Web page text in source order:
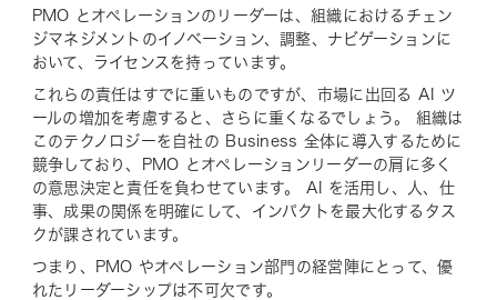
PMO とオペレーションのリーダーは、組織におけるチェン
ジマネジメントのイノベーション、調整、ナビゲーションに
おいて、ライセンスを持っています。
これらの責任はすでに重いものですが、市場に出回る AI ツ
ールの増加を考慮すると、さらに重くなるでしょう。 組織は
このテクノロジーを自社の Business 全体に導入するために
競争しており、PMO とオペレーションリーダーの肩に多く
の意思決定と責任を負わせています。 AI を活用し、人、仕
事、成果の関係を明確にして、インパクトを最大化するタス
クが課されています。
つまり、PMO やオペレーション部門の経営陣にとって、優
れたリーダーシップは不可欠です。